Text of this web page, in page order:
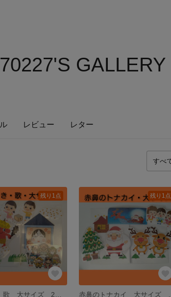
GALLERY
レビュー レター
残り1点 残り1点